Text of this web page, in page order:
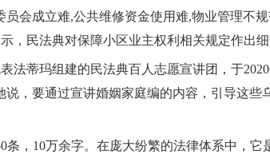
员会成立难,公共维修资金使用难,物业管理不
，民法典对保障小区业主权利相关规定作出
法蒂玛组建的民法典百人志愿宣讲团，于
说，要通过宣讲婚姻家庭编的内容，引导这
条，10万余字。在庞大纷繁的法律体系中，